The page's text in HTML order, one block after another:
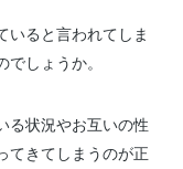
いると言われてしま
しょうか。
る状況やお互いの性
てきてしまうのが正